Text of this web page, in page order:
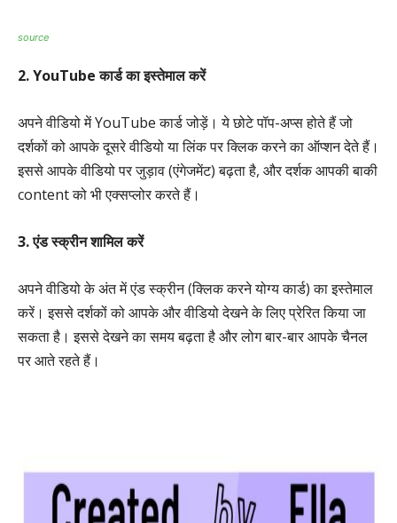
source
2. YouTube कार्ड का इस्तेमाल करें
अपने वीडियो में YouTube कार्ड जोड़ें। ये छोटे पॉप-अप्स होते हैं जो
दर्शकों को आपके दूसरे वीडियो या लिंक पर क्लिक करने का ऑप्शन देते हैं।
इससे आपके वीडियो पर जुड़ाव (एंगेजमेंट) बढ़ता है, और दर्शक आपकी बाकी
content को भी एक्सप्लोर करते हैं।
3. एंड स्क्रीन शामिल करें
अपने वीडियो के अंत में एंड स्क्रीन (क्लिक करने योग्य कार्ड) का इस्तेमाल
करें। इससे दर्शकों को आपके और वीडियो देखने के लिए प्रेरित किया जा
सकता है। इससे देखने का समय बढ़ता है और लोग बार-बार आपके चैनल
पर आते रहते हैं।